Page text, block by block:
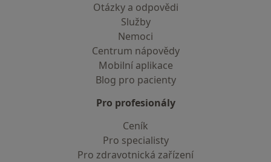
Otázky a odpovědi
Služby
Nemoci
Centrum nápovědy
Mobilní aplikace
Blog pro pacienty
Pro profesionály
Ceník
Pro specialisty
Pro zdravotnická zařízení